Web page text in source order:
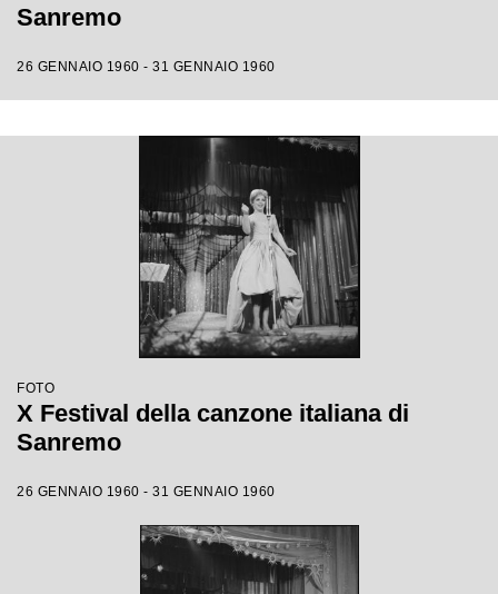
Sanremo
26 GENNAIO 1960 - 31 GENNAIO 1960
FOTO
X Festival della canzone italiana di
Sanremo
26 GENNAIO 1960 - 31 GENNAIO 1960